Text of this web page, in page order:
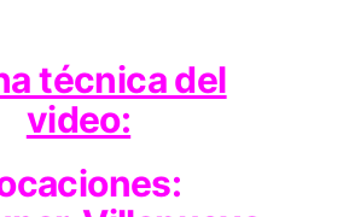
técnica del
video: